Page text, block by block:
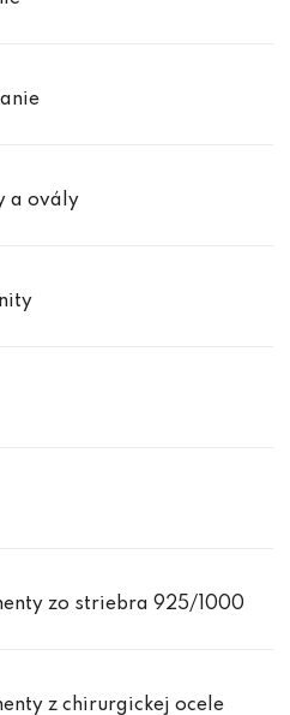
a ovály
zo striebra 925/1000
z chirurgickej ocele